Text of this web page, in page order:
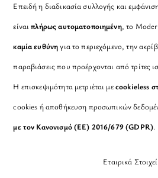
Επειδή η διαδικασία συλλογής και
είναιπλήρως αυτοματοποιημένη, το
καμία ευθύνηγια το περιεχόμενο, την
παραβιάσεις που προέρχονται από τρίτες
Η επισκεψιμότητα μετριέται μεcookieless
cookies ή αποθήκευση προσωπικών
με τον Κανονισμό (ΕΕ) 2016/679 (GDPR).
Εταιρικά